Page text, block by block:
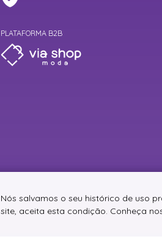
PLATAFORMA B2B
Nós salvamos o seu histórico de uso
site, aceita esta condição. Conheça